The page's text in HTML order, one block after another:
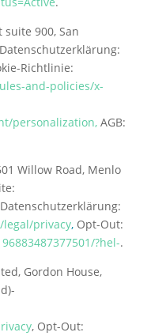
suite 900, San
Richtlinie:
and-policies/x-
personalization,AGB:
Willow Road, Menlo
privacy,Opt-Out:
?hel-.
Gordon House,
, Opt-Out: